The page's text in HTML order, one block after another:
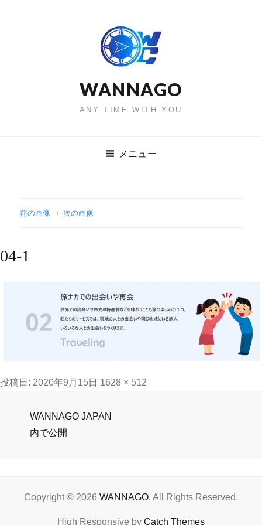
WANNAGO
ANY TIME WITH YOU
メニュー
前の画像 次の画像
04-1
投稿日: 2020年9月15日 フ
サ
1628 × 512
投
稿
ゲ
WANNAGO JAPAN
内で公開
Copyright © 2026 WANNAGO. All Rights Reserved.
High Responsive by Catch Themes